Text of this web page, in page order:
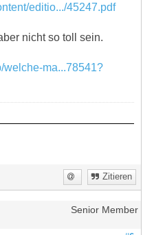
editio.../45247.pdf
nicht so toll sein.
welche-ma...78541?
Zitieren
Senior Member